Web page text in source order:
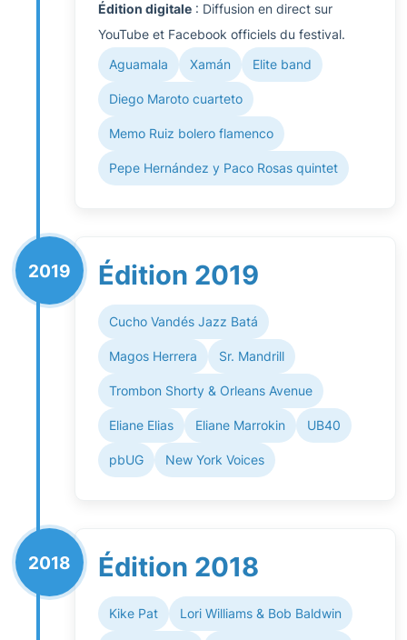
Édition digitale : Diffusion en direct sur
YouTube et Facebook officiels du festival.
Aguamala Xamán Elite band
Diego Maroto cuarteto
Memo Ruiz bolero flamenco
Pepe Hernández y Paco Rosas quintet
2019 Édition 2019
Cucho Vandés Jazz Batá
Magos Herrera Sr. Mandrill
Trombon Shorty & Orleans Avenue
Eliane Elias Eliane Marrokin UB40
pbUG New York Voices
2018 Édition 2018
Kike Pat Lori Williams & Bob Baldwin